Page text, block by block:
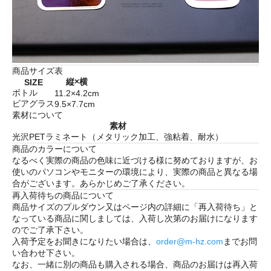
商品サイズ表
SIZE
縦×横
ボトル
11.2×4.2cm
ビアグラス9.5×7.7cm
素材について
素材
光沢PETラミネート（メタリック加工、強粘着、耐水）
商品のカラーについて
なるべく実際の商品の色味に近づける様に努めておりますが、お
使いのパソコンやモニターの環境により、実際の商品と異なる場
合がございます。あらかじめご了承ください。
再入荷待ちの商品について
商品サイズのプルダウン又はページ内の詳細に「再入荷待ち 」と
なっている商品に関しましては、入荷し次第のお届けになります
のでご了承下さい。
入荷予定をお聞きになりたい場合は、 order@m-hz.com までお問
い合わせ下さい。
なお、一緒に別の商品も購入される場合、商品のお届けは再入荷